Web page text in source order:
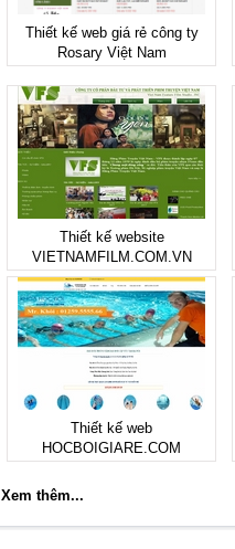
Thiết kế web giá rẻ công ty
Rosary Việt Nam
Thiết kế website
VIETNAMFILM.COM.VN
Thiết kế web
HOCBOIGIARE.COM
Xem thêm...